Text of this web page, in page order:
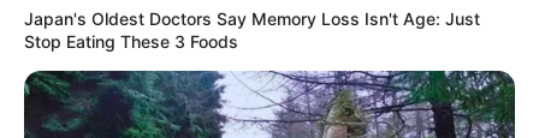
Japan's Oldest Doctors Say Memory Loss Isn't Age: Just
Stop Eating These 3 Foods